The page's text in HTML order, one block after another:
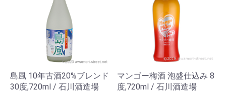
島風 10年古酒20%ブレンド
30度,720ml / 石川酒造場
マンゴー梅酒 泡盛仕込み 8
度,720ml / 石川酒造場